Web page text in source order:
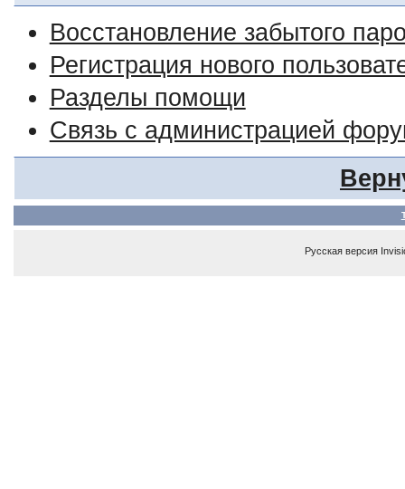
Восстановление забытого
Регистрация нового
Разделы помощи
Связь с администрацией
Русская версия